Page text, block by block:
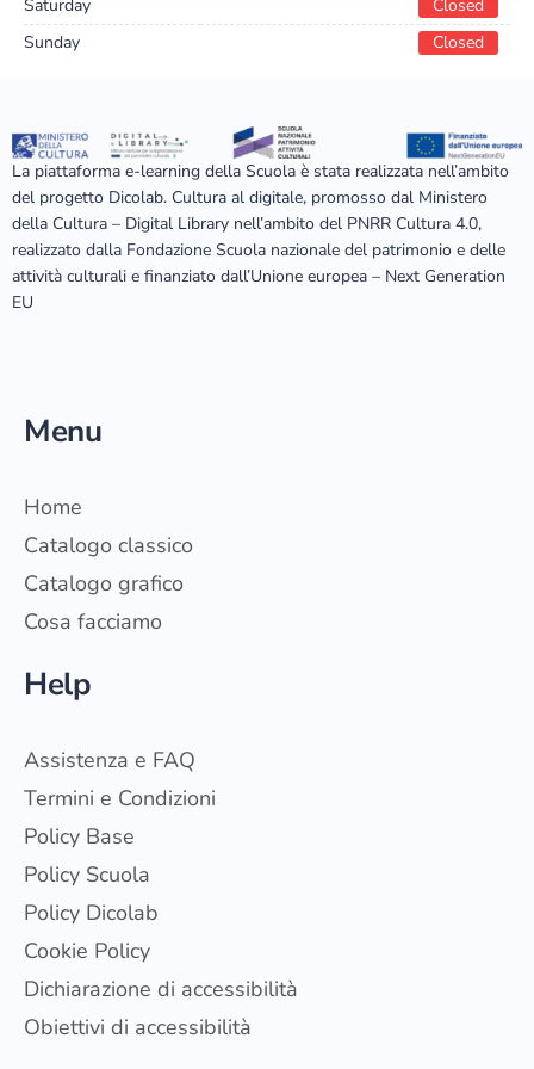
Saturday
Closed
Sunday
Closed
La piattaforma e-learning della Scuola è stata realizzata nell’ambito
del progetto Dicolab. Cultura al digitale, promosso dal Ministero
della Cultura – Digital Library nell’ambito del PNRR Cultura 4.0,
realizzato dalla Fondazione Scuola nazionale del patrimonio e delle
attività culturali e finanziato dall’Unione europea – Next Generation
EU
Menu
Home
Catalogo classico
Catalogo grafico
Cosa facciamo
Help
Assistenza e FAQ
Termini e Condizioni
Policy Base
Policy Scuola
Policy Dicolab
Cookie Policy
Dichiarazione di accessibilità
Obiettivi di accessibilità